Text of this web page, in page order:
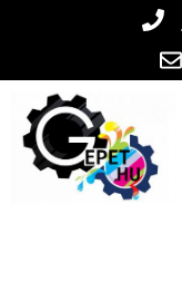
tartalomba